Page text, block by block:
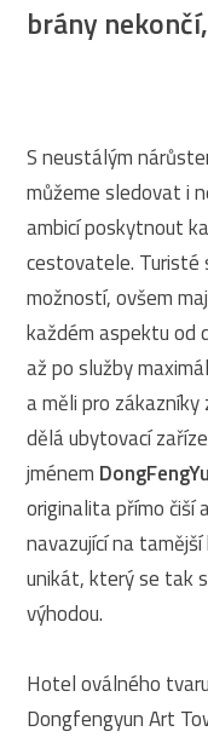
brány
S neustálým
můžeme sledovat i
ambicí poskytnout
cestovatele. Turisté
možností, ovšem
každém aspektu od
až po služby
a měli pro
dělá ubytovací
jménem
originalita přímo čiší
navazující na
unikát, který se tak
výhodou.
Hotel oválného
Dongfengyun Art